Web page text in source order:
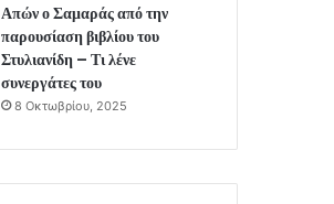
Απών ο Σαμαράς από την
παρουσίαση βιβλίου του
Στυλιανίδη – Τι λένε
συνεργάτες του
8 Οκτωβρίου, 2025